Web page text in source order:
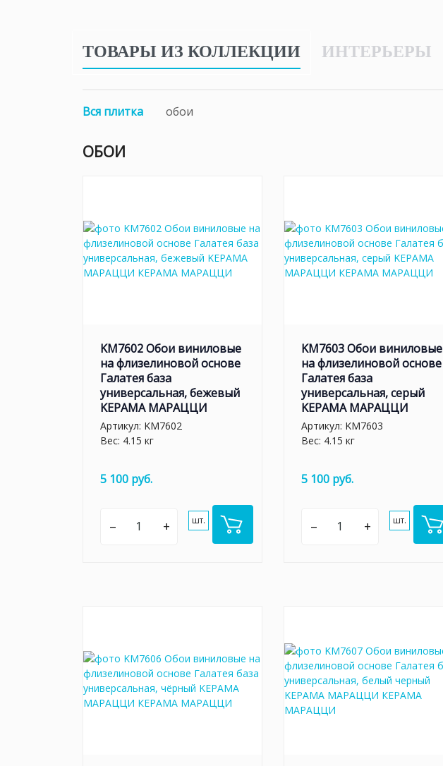
ТОВАРЫ ИЗ КОЛЛЕКЦИИ ИНТЕРЬЕРЫ
Вся плитка обои
ОБОИ
KM7602 Обои виниловые
на флизелиновой основе
Галатея база
универсальная, бежевый
KЕРАМА МАРАЦЦИ
Артикул: KM7602
Вес: 4.15 кг
5 100 руб.
– + шт.
KM7603 Обои виниловые
на флизелиновой основе
Галатея база
универсальная, серый
KЕРАМА МАРАЦЦИ
Артикул: KM7603
Вес: 4.15 кг
5 100 руб.
– + шт.